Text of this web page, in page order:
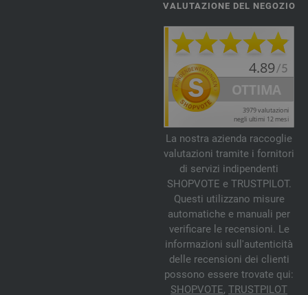
VALUTAZIONE DEL NEGOZIO
La nostra azienda raccoglie
valutazioni tramite i fornitori
di servizi indipendenti
SHOPVOTE e TRUSTPILOT.
Questi utilizzano misure
automatiche e manuali per
verificare le recensioni. Le
informazioni sull'autenticità
delle recensioni dei clienti
possono essere trovate qui:
SHOPVOTE, TRUSTPILOT